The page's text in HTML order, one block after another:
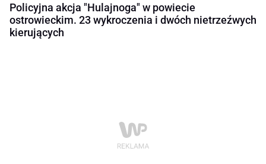
Policyjna akcja "Hulajnoga" w powiecie
ostrowieckim. 23 wykroczenia i dwóch nietrzeźwych
kierujących